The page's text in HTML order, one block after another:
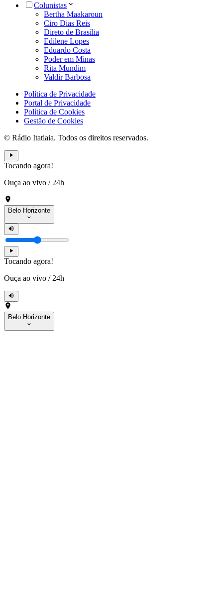
Colunistas
Bertha Maakaroun
Ciro Dias Reis
Direto de Brasília
Edilene Lopes
Eduardo Costa
Poder em Minas
Rita Mundim
Valdir Barbosa
Política de Privacidade
Portal de Privacidade
Política de Cookies
Gestão de Cookies
© Rádio Itatiaia. Todos os direitos reservados.
Tocando agora!
Ouça ao vivo / 24h
Belo Horizonte
Tocando agora!
Ouça ao vivo / 24h
Belo Horizonte